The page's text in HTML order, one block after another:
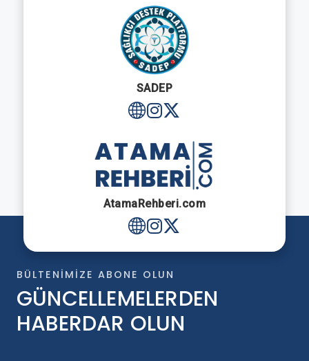
SADEP
AtamaRehberi.com
BÜLTENIMIZE ABONE OLUN
GÜNCELLEMELERDEN
HABERDAR OLUN